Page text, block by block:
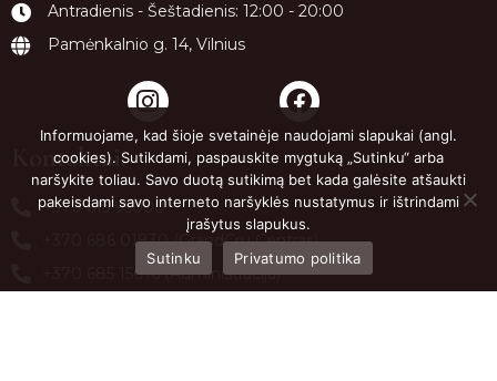
Antradienis - Šeštadienis: 12:00 - 20:00
Pamėnkalnio g. 14, Vilnius
Kontaktai:
+370 615 95000
+370 686 01830 (GrandCru Centras)
+370 685 15016 (Administracija)
Informuojame, kad šioje svetainėje naudojami slapukai (angl.
cookies). Sutikdami, paspauskite mygtuką „Sutinku“ arba
naršykite toliau. Savo duotą sutikimą bet kada galėsite atšaukti
pakeisdami savo interneto naršyklės nustatymus ir ištrindami
įrašytus slapukus.
Sutinku
Privatumo politika